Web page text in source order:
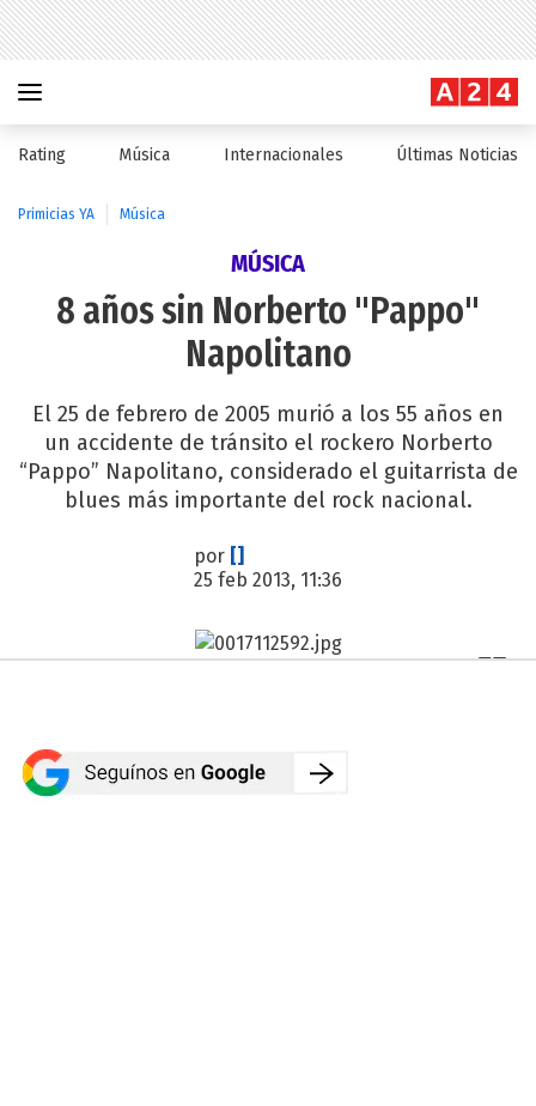
Rating Música Internacionales Últimas Noticias
Primicias YA Música
MÚSICA
8 años sin Norberto "Pappo"
Napolitano
El 25 de febrero de 2005 murió a los 55 años en
un accidente de tránsito el rockero Norberto
“Pappo” Napolitano, considerado el guitarrista de
blues más importante del rock nacional.
por []
25 feb 2013, 11:36